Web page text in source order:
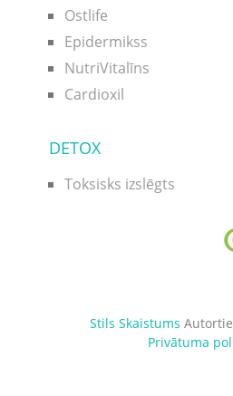
Ostlife
Epidermikss
NutriVitalīns
Cardioxil
DETOX
Toksisks izslēgts
Stils Skaistums
Privātuma